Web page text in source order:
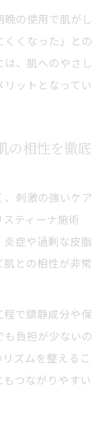
の使用で肌がし
くくなった」との
、肌へのやさし
ットとなってい
の相性を徹底
刺激の強いケア
ティーナ施術
症や過剰な皮脂
との相性が非常
で鎮静成分や保
負担が少ないの
ズムを整えるこ
つながりやすい